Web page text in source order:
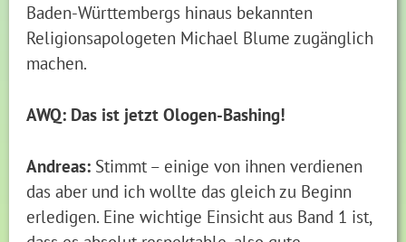
Baden-Württembergs hinaus bekannten
Religionsapologeten Michael Blume zugänglich
machen.
AWQ: Das ist jetzt Ologen-Bashing!
Andreas: Stimmt – einige von ihnen verdienen
das aber und ich wollte das gleich zu Beginn
erledigen. Eine wichtige Einsicht aus Band 1 ist,